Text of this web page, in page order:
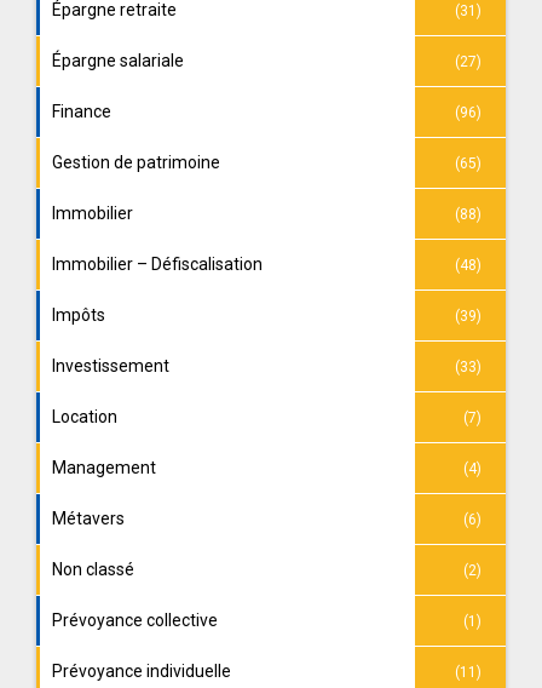
Épargne retraite (31)
Épargne salariale (27)
Finance (96)
Gestion de patrimoine (65)
Immobilier (88)
Immobilier – Défiscalisation (48)
Impôts (39)
Investissement (33)
Location (7)
Management (4)
Métavers (6)
Non classé (2)
Prévoyance collective (1)
Prévoyance individuelle (11)